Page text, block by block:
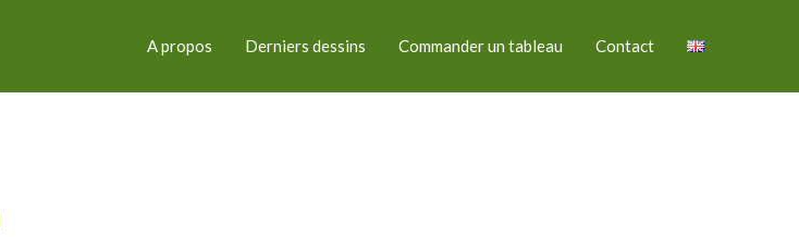
A propos Derniers dessins Commander un tableau Contact